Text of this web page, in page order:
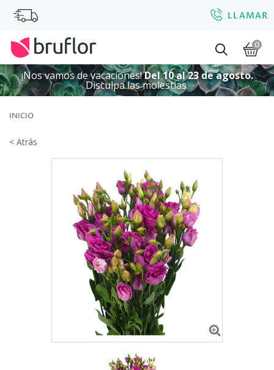
LLAMAR
0
¡Nos vamos de vacaciones!Del 10 al 23 de agosto.
Disculpa las molestias.
INICIO
< Atrás